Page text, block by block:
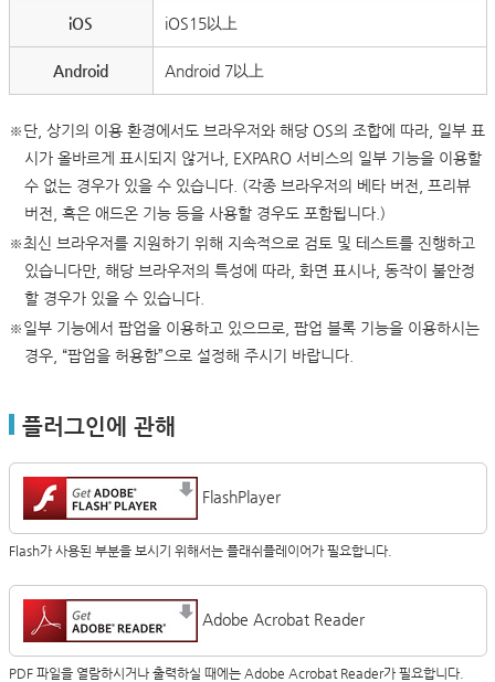
iOS iOS15以上
Android Android 7以上
※단, 상기의 이용 환경에서도 브라우저와 해당 OS의 조합에 따라, 일부 표
시가 올바르게 표시되지 않거나, EXPARO 서비스의 일부 기능을 이용할
수 없는 경우가 있을 수 있습니다. (각종 브라우저의 베타 버전, 프리뷰
버전, 혹은 애드온 기능 등을 사용할 경우도 포함됩니다.)
※최신 브라우저를 지원하기 위해 지속적으로 검토 및 테스트를 진행하고
있습니다만, 해당 브라우저의 특성에 따라, 화면 표시나, 동작이 불안정
할 경우가 있을 수 있습니다.
※일부 기능에서 팝업을 이용하고 있으므로, 팝업 블록 기능을 이용하시는
경우, “팝업을 허용함”으로 설정해 주시기 바랍니다.
플러그인에 관해
FlashPlayer
Flash가 사용된 부분을 보시기 위해서는 플래쉬플레이어가 필요합니다.
Adobe Acrobat Reader
PDF 파일을 열람하시거나 출력하실 때에는 Adobe Acrobat Reader가 필요합니다.